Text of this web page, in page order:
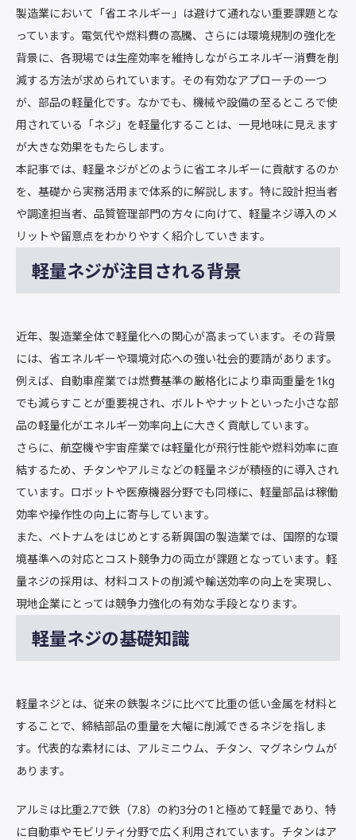
製造業において「省エネルギー」は避けて通れない重要課題とな
っています。電気代や燃料費の高騰、さらには環境規制の強化を
背景に、各現場では生産効率を維持しながらエネルギー消費を削
減する方法が求められています。その有効なアプローチの一つ
が、部品の軽量化です。なかでも、機械や設備の至るところで使
用されている「ネジ」を軽量化することは、一見地味に見えます
が大きな効果をもたらします。
本記事では、軽量ネジがどのように省エネルギーに貢献するのか
を、基礎から実務活用まで体系的に解説します。特に設計担当者
や調達担当者、品質管理部門の方々に向けて、軽量ネジ導入のメ
リットや留意点をわかりやすく紹介していきます。
軽量ネジが注目される背景
近年、製造業全体で軽量化への関心が高まっています。その背景
には、省エネルギーや環境対応への強い社会的要請があります。
例えば、自動車産業では燃費基準の厳格化により車両重量を1kg
でも減らすことが重要視され、ボルトやナットといった小さな部
品の軽量化がエネルギー効率向上に大きく貢献しています。
さらに、航空機や宇宙産業では軽量化が飛行性能や燃料効率に直
結するため、チタンやアルミなどの軽量ネジが積極的に導入され
ています。ロボットや医療機器分野でも同様に、軽量部品は稼働
効率や操作性の向上に寄与しています。
また、ベトナムをはじめとする新興国の製造業では、国際的な環
境基準への対応とコスト競争力の両立が課題となっています。軽
量ネジの採用は、材料コストの削減や輸送効率の向上を実現し、
現地企業にとっては競争力強化の有効な手段となります。
軽量ネジの基礎知識
軽量ネジとは、従来の鉄製ネジに比べて比重の低い金属を材料と
することで、締結部品の重量を大幅に削減できるネジを指しま
す。代表的な素材には、アルミニウム、チタン、マグネシウムが
あります。
アルミは比重2.7で鉄（7.8）の約3分の1と極めて軽量であり、特
に自動車やモビリティ分野で広く利用されています。チタンはア